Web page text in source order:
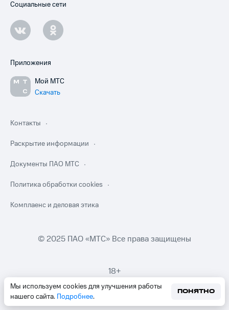
Мы используем cookies для улучшения работы
нашего сайта. Подробнее.
ПОНЯТНО
Социальные сети
Приложения
Мой МТС
Скачать
Контакты
Раскрытие информации
Документы ПАО МТС
Политика обработки cookies
Комплаенс и деловая этика
© 2025 ПАО «МТС» Все права защищены
18+